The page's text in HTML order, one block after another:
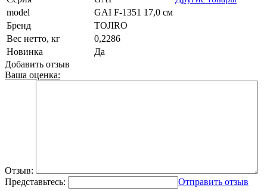
model
GAI F-1351 17,0 см
Бренд
TOJIRO
Вес нетто, кг
0,2286
Новинка
Да
Добавить отзыв
Ваша оценка:
Отзыв:
Представьтесь:
Отправить отзыв